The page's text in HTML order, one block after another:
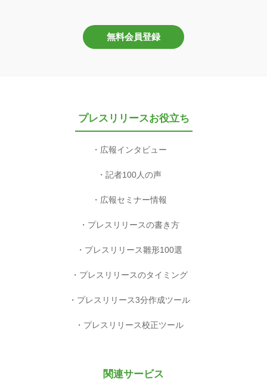
無料会員登録
プレスリリースお役立ち
広報インタビュー
記者100人の声
広報セミナー情報
プレスリリースの書き方
プレスリリース雛形100選
プレスリリースのタイミング
プレスリリース3分作成ツール
プレスリリース校正ツール
関連サービス